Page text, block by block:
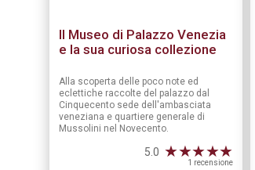
Il Museo di Palazzo Venezia
e la sua curiosa collezione
Alla scoperta delle poco note ed
eclettiche raccolte del palazzo dal
Cinquecento sede dell'ambasciata
veneziana e quartiere generale di
Mussolini nel Novecento.
5.0 ★★★★★
1 recensione